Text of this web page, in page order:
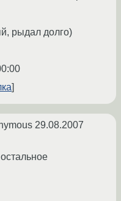
рыдал долго)
29.08.2007